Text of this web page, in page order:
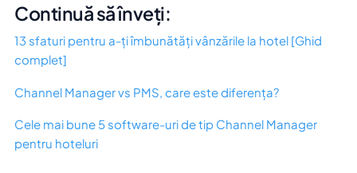
Continuă să înveți:
13 sfaturi pentru a-ți îmbunătăți vânzările la hotel [Ghid
complet]
Channel Manager vs PMS, care este diferența?
Cele mai bune 5 software-uri de tip Channel Manager
pentru hoteluri